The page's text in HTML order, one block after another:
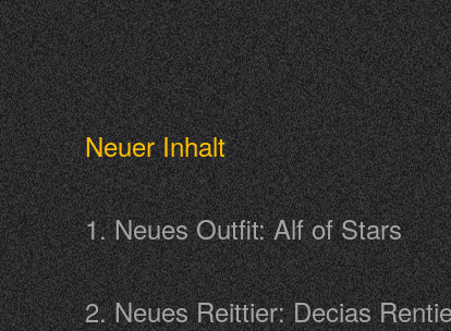
Neuer Inhalt
1. Neues Outfit: Alf of Stars
2. Neues Reittier: Decias